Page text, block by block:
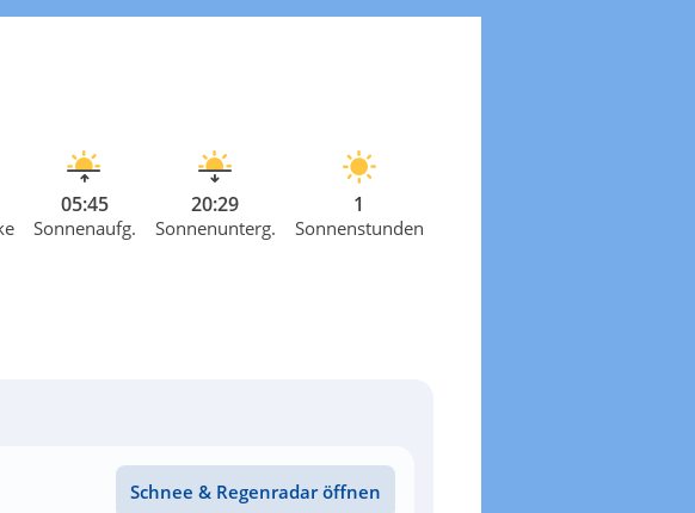
05:45
Sonnenaufg.
20:29
Sonnenunterg.
1
Sonnenstunden
Schnee & Regenradar öffnen